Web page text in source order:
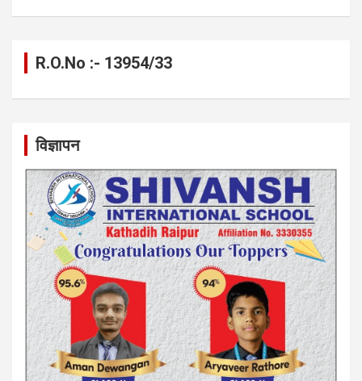
R.O.No :- 13954/33
विज्ञापन